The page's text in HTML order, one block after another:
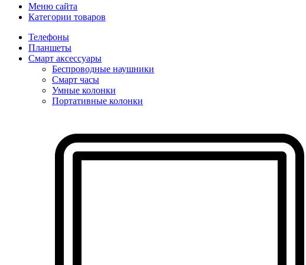
Меню сайта
Категории товаров
Телефоны
Планшеты
Смарт аксессуары
Беспроводные наушники
Смарт часы
Умные колонки
Портативные колонки